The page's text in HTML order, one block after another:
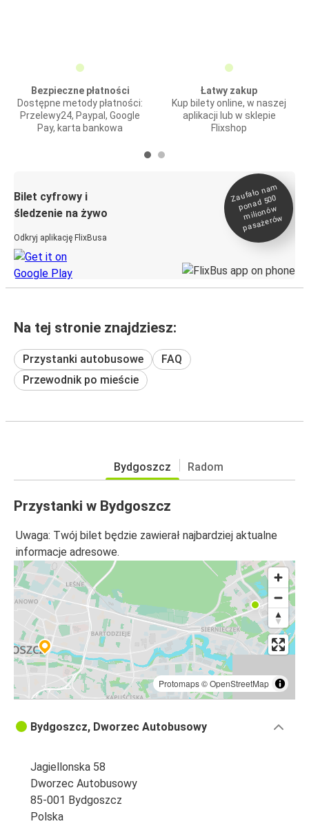
Bezpieczne płatności
Dostępne metody płatności:
Przelewy24, Paypal, Google
Pay, karta bankowa
Łatwy zakup
Kup bilety online, w naszej
aplikacji lub w sklepie
Flixshop
Bilet cyfrowy i
śledzenie na żywo
Odkryj aplikację FlixBusa
Zaufało na
m
ponad 500
milionó
w
pasażeró
w
Na tej stronie znajdziesz:
Przystanki autobusowe
FAQ
Przewodnik po mieście
Bydgoszcz Radom
Przystanki w Bydgoszcz
Uwaga: Twój bilet będzie zawierał najbardziej aktualne
informacje adresowe.
Protomaps©OpenStreetMap
Bydgoszcz, Dworzec Autobusowy
Jagiellonska 58
Dworzec Autobusowy
85-001 Bydgoszcz
Polska